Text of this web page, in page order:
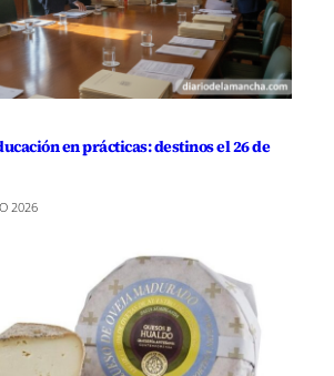
en prácticas: destinos el 26 de
2026